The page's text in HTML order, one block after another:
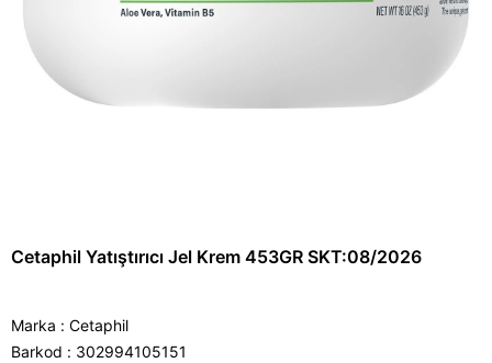
Cetaphil Yatıştırıcı Jel Krem 453GR SKT:08/2026
Marka : Cetaphil
Barkod : 302994105151